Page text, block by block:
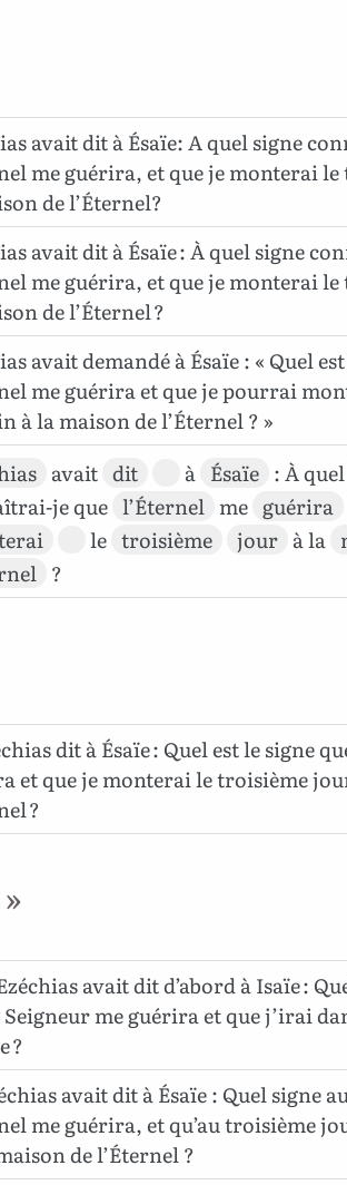
avait dit à Ésaïe: A quel signe
me guérira, et que je monterai
de l’Éternel?
avait dit à Ésaïe : À quel signe
me guérira, et que je monterai
de l’Éternel ?
avait demandé à Ésaïe : « Quel
me guérira et que je pourrai
à la maison de l’Éternel ? »
avait dit à Ésaïe : À quel
je que l’Éternel me guérira
le troisième jour à la
?
dit à Ésaïe : Quel est le signe
et que je monterai le troisième
?
avait dit d’abord à Isaïe :
Seigneur me guérira et que j’irai
?
avait dit à Ésaïe : Quel signe
me guérira, et qu’au troisième
de l’Éternel ?